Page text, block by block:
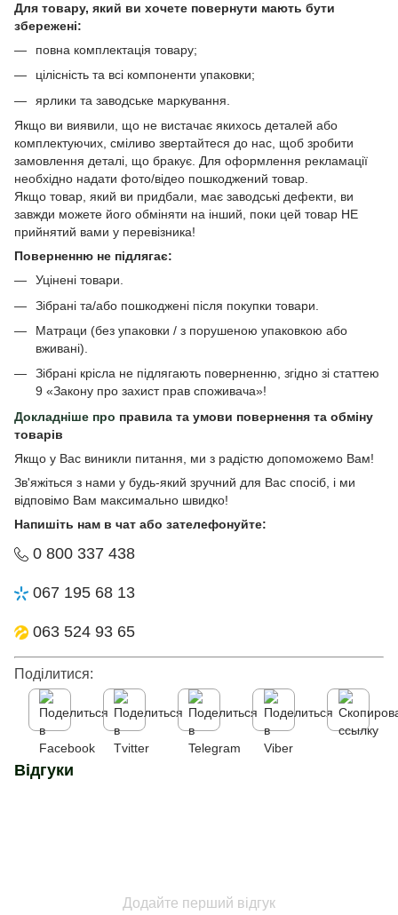
Для товару, який ви хочете повернути мають бути
збережені:
повна комплектація товару;
цілісність та всі компоненти упаковки;
ярлики та заводське маркування.
Якщо ви виявили, що не вистачає якихось деталей або
комплектуючих, сміливо звертайтеся до нас, щоб зробити
замовлення деталі, що бракує. Для оформлення рекламації
необхідно надати фото/відео пошкоджений товар.
Якщо товар, який ви придбали, має заводські дефекти, ви
завжди можете його обміняти на інший, поки цей товар НЕ
прийнятий вами у перевізника!
Поверненню не підлягає:
Уцінені товари.
Зібрані та/або пошкоджені після покупки товари.
Матраци (без упаковки / з порушеною упаковкою або
вживані).
Зібрані крісла не підлягають поверненню, згідно зі статтею
9 «Закону про захист прав споживача»!
Докладніше про правила та умови повернення та обміну
товарів
Якщо у Вас виникли питання, ми з радістю допоможемо Вам!
Зв'яжіться з нами у будь-який зручний для Вас спосіб, і ми
відповімо Вам максимально швидко!
Напишіть нам в чат або зателефонуйте:
0 800 337 438
067 195 68 13
063 524 93 65
Поділитися:
Відгуки
Додайте перший відгук